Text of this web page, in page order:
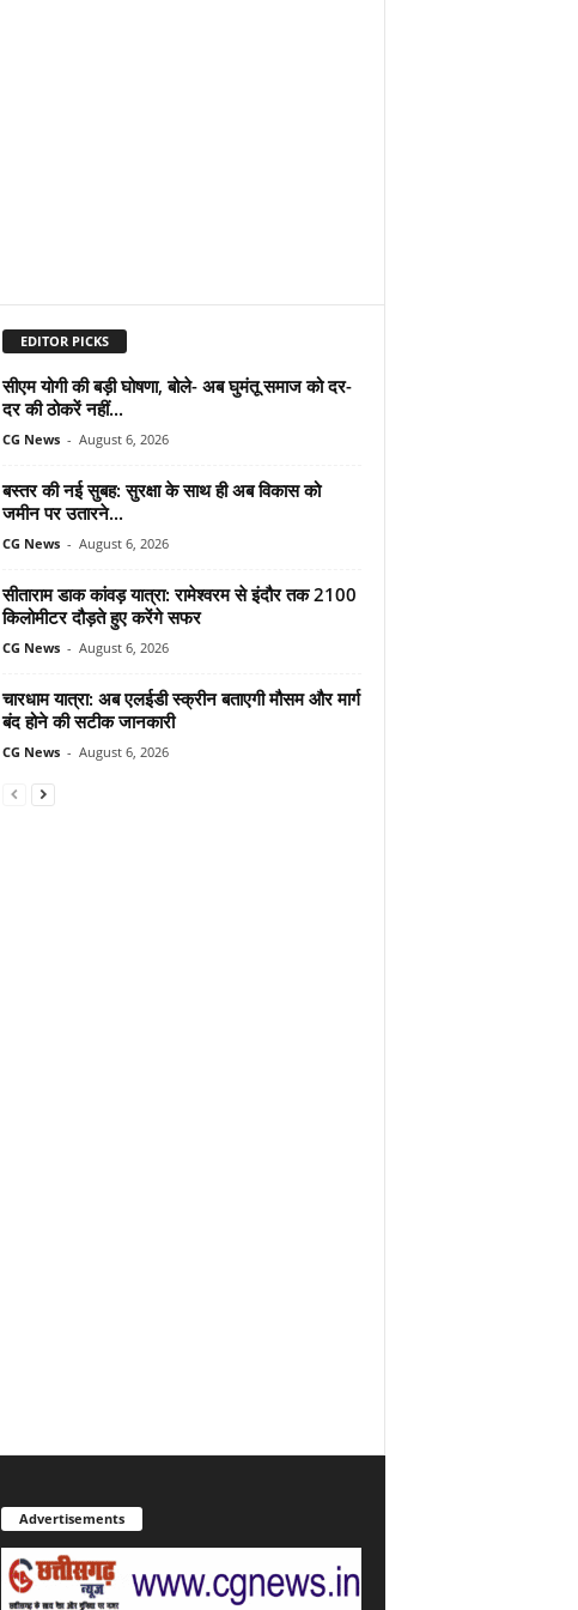
EDITOR PICKS
सीएम योगी की बड़ी घोषणा, बोले- अब घुमंतू समाज को दर-
दर की ठोकरें नहीं...
CG News - August 6, 2026
बस्तर की नई सुबह: सुरक्षा के साथ ही अब विकास को
जमीन पर उतारने...
CG News - August 6, 2026
सीताराम डाक कांवड़ यात्रा: रामेश्वरम से इंदौर तक 2100
किलोमीटर दौड़ते हुए करेंगे सफर
CG News - August 6, 2026
चारधाम यात्रा: अब एलईडी स्क्रीन बताएगी मौसम और मार्ग
बंद होने की सटीक जानकारी
CG News - August 6, 2026
Advertisements